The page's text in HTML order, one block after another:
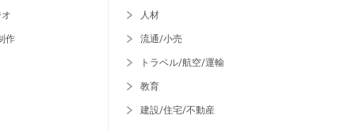
作
人材
流通/小売
トラベル/航空/運輸
教育
建設/住宅/不動産